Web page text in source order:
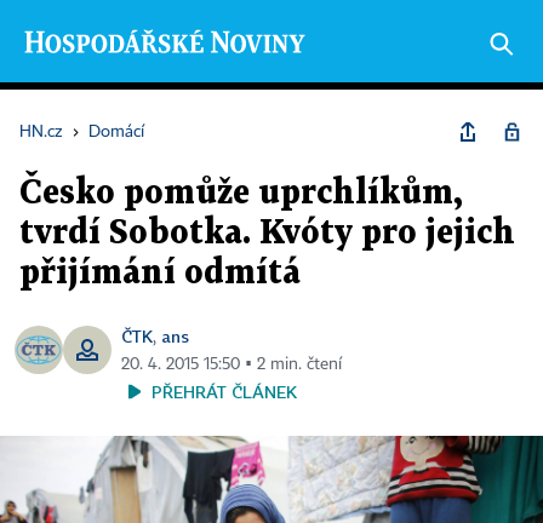
HN.cz › Domácí
Česko pomůže uprchlíkům,
tvrdí Sobotka. Kvóty pro jejich
přijímání odmítá
ČTK, ans
20. 4. 2015 15:50 ▪ 2 min. čtení
PŘEHRÁT ČLÁNEK